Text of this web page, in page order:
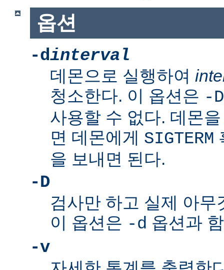
옵션
-dinterval
데몬으로 실행하여
청소한다. 이 옵션은 -D
사용할 수 없다. 데몬
면 데몬에게 SIGTERM
을 보내면 된다.
-D
검사만 하고 실제 아무
이 옵션은 -d 옵션과
-v